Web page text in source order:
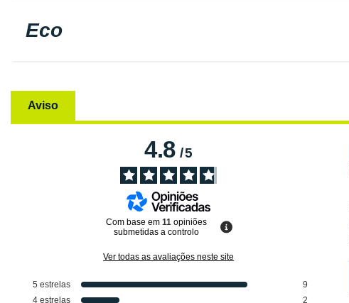
Eco
Aviso
4.8/5
Com base em11 opiniões
submetidas a controlo
Ver todas as avaliações neste site
5 estrelas
9
4 estrelas 2